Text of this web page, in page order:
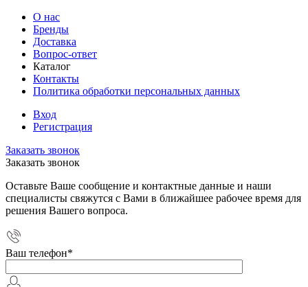
О нас
Бренды
Доставка
Вопрос-ответ
Каталог
Контакты
Политика обработки персональных данных
Вход
Регистрация
Заказать звонок
Заказать звонок
Оставьте Ваше сообщение и контактные данные и наши
специалисты свяжутся с Вами в ближайшее рабочее время для
решения Вашего вопроса.
Ваш телефон*